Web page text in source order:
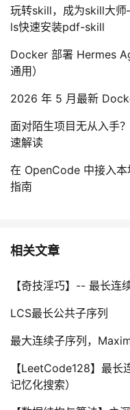
玩转skill，成为skill大
ls快速安装pdf-skill
Docker 部署 Hermes
通用）
2026 年 5 月最新
面对陌生项目无从入手
速解读
在 OpenCode 中接入
指南
相关文章
【奇技淫巧】-- 最长连
LCS最长公共子序列
最大连续子序列，
【LeetCode128】最
记忆化搜索）